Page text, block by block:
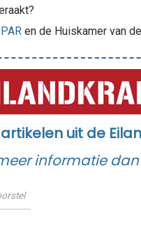
en de Huiskamer van
uit de
informatie